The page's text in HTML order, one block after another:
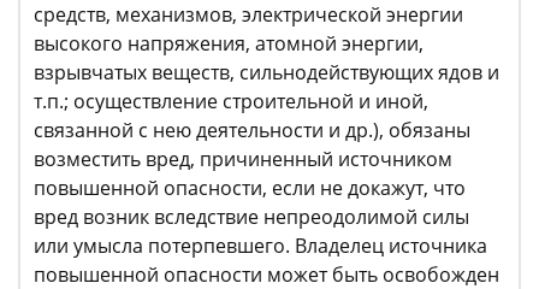
средств, механизмов, электрической энергии
высокого напряжения, атомной энергии,
взрывчатых веществ, сильнодействующих ядов и
т.п.; осуществление строительной и иной,
связанной с нею деятельности и др.), обязаны
возместить вред, причиненный источником
повышенной опасности, если не докажут, что
вред возник вследствие непреодолимой силы
или умысла потерпевшего. Владелец источника
повышенной опасности может быть освобожден